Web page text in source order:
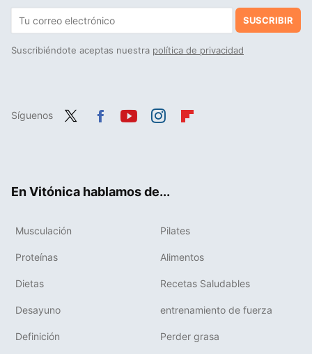
SUSCRIBIR
Suscribiéndote aceptas nuestra política de privacidad
Síguenos
En Vitónica hablamos de...
Musculación Pilates
Proteínas Alimentos
Dietas Recetas Saludables
Desayuno entrenamiento de fuerza
Definición Perder grasa